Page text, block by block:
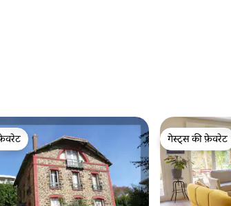
गेस्ट्स की फ़ेवरेट
गेस्ट्स की फ़ेवरेट